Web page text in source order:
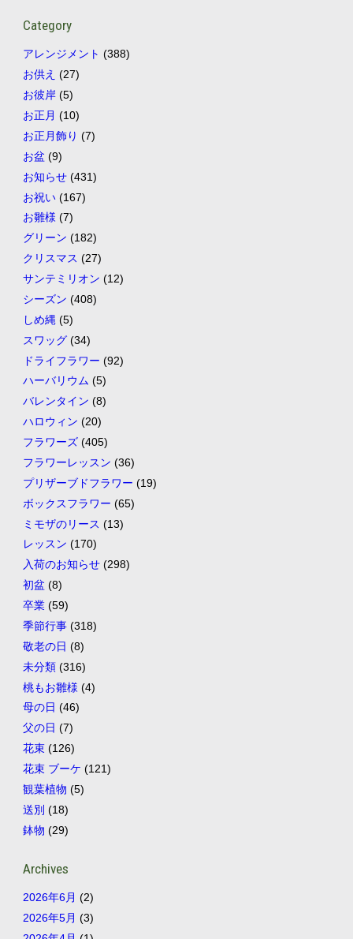
Category
アレンジメント (388)
お供え (27)
お彼岸(5)
お正月 (10)
お正月飾り (7)
お盆 (9)
お知らせ(431)
お祝い(167)
お雛様 (7)
グリーン (182)
クリスマス (27)
サンテミリオン (12)
シーズン (408)
しめ縄 (5)
スワッグ(34)
ドライフラワー (92)
ハーバリウム (5)
バレンタイン (8)
ハロウィン (20)
フラワーズ(405)
フラワーレッスン (36)
プリザーブドフラワー (19)
ボックスフラワー (65)
ミモザのリース (13)
レッスン (170)
入荷のお知らせ(298)
初盆 (8)
卒業(59)
季節行事(318)
敬老の日 (8)
未分類(316)
桃もお雛様 (4)
母の日 (46)
父の日 (7)
花束(126)
花束 ブーケ (121)
観葉植物 (5)
送別 (18)
鉢物 (29)
Archives
2026年6月 (2)
2026年5月 (3)